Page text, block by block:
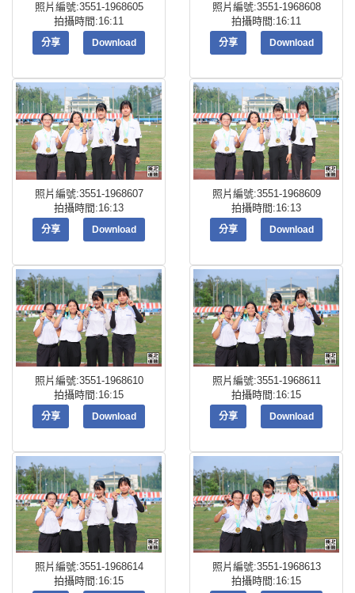
照片編號:3551-1968605
拍攝時間:16:11
分享 Download
照片編號:3551-1968608
拍攝時間:16:11
分享 Download
照片編號:3551-1968607
拍攝時間:16:13
分享 Download
照片編號:3551-1968609
拍攝時間:16:13
分享 Download
照片編號:3551-1968610
拍攝時間:16:15
分享 Download
照片編號:3551-1968611
拍攝時間:16:15
分享 Download
照片編號:3551-1968614
拍攝時間:16:15
照片編號:3551-1968613
拍攝時間:16:15